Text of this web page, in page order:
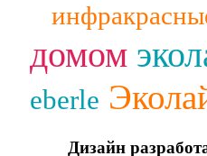
домом
eberle
Дизайн